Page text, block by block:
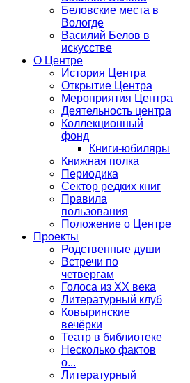
Беловские места в
Вологде
Василий Белов в
искусстве
О Центре
История Центра
Открытие Центра
Мероприятия Центра
Деятельность центра
Коллекционный
фонд
Книги-юбиляры
Книжная полка
Периодика
Сектор редких книг
Правила
пользования
Положение о Центре
Проекты
Родственные души
Встречи по
четвергам
Голоса из ХХ века
Литературный клуб
Ковыринские
вечёрки
Театр в библиотеке
Несколько фактов
о...
Литературный